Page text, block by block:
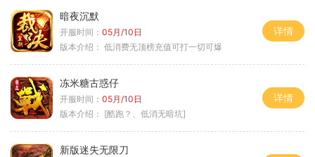
暗夜沉默
开服时间： 05月/10日
版本介绍： 低消费无顶榜充值可打一切可爆
详情
冻米糖古惑仔
开服时间： 05月/10日
版本介绍： [酷跑？、低消无暗坑]
详情
新版迷失无限刀